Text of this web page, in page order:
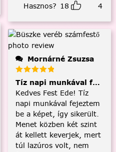
Hasznos? 18 4
Mornárné Zsuzsa
Tíz napi munkával
Kedves Fest Ede! Tíz
napi munkával fejeztem
be a képet, így sikerült.
Menet közben két szint
át kellett keverjek, mert
túl lazúros volt, nem